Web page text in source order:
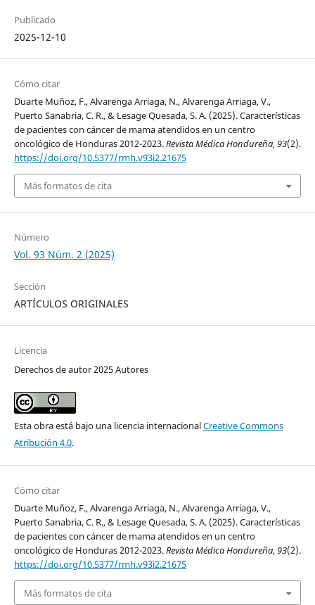
Publicado
2025-12-10
Cómo citar
Duarte Muñoz, F., Alvarenga Arriaga, N., Alvarenga Arriaga, V.,
Puerto Sanabria, C. R., & Lesage Quesada, S. A. (2025). Características
de pacientes con cáncer de mama atendidos en un centro
oncológico de Honduras 2012-2023.Revista Médica Hondureña,93(2).
https://doi.org/10.5377/rmh.v93i2.21675
Más formatos de cita
Número
Vol. 93 Núm. 2 (2025)
Sección
ARTÍCULOS ORIGINALES
Licencia
Derechos de autor 2025 Autores
Esta obra está bajo una licencia internacionalCreative Commons
Atribución 4.0.
Cómo citar
Duarte Muñoz, F., Alvarenga Arriaga, N., Alvarenga Arriaga, V.,
Puerto Sanabria, C. R., & Lesage Quesada, S. A. (2025). Características
de pacientes con cáncer de mama atendidos en un centro
oncológico de Honduras 2012-2023.Revista Médica Hondureña,93(2).
https://doi.org/10.5377/rmh.v93i2.21675
Más formatos de cita